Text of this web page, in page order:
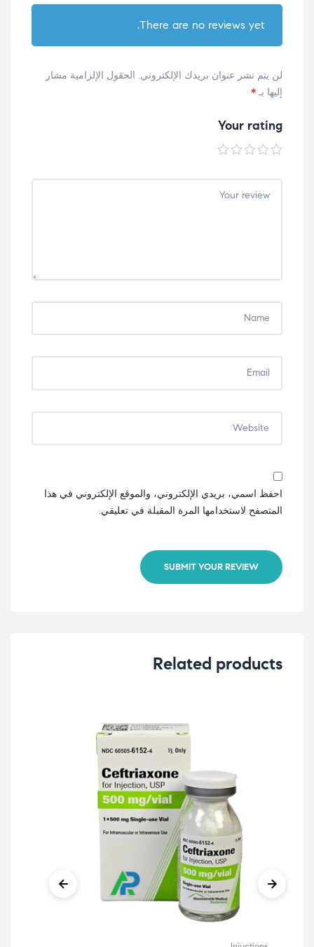
There are no reviews yet.
لن يتم نشر عنوان بريدك الإلكتروني. الحقول الإلزامية مشار
إليها بـ *
Your rating
1
2
3
4
5
احفظ اسمي، بريدي الإلكتروني، والموقع الإلكتروني في هذا
المتصفح لاستخدامها المرة المقبلة في تعليقي.
SUBMIT YOUR REVIEW
Related products